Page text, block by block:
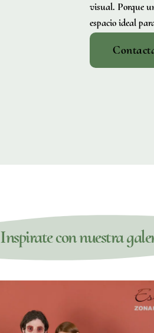
visual. Porque
espacio ideal
Inspirate con nuestra